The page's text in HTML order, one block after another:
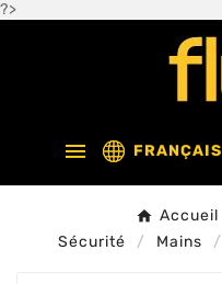
?>
 FRANÇAIS
Accueil
Sécurité
Mains